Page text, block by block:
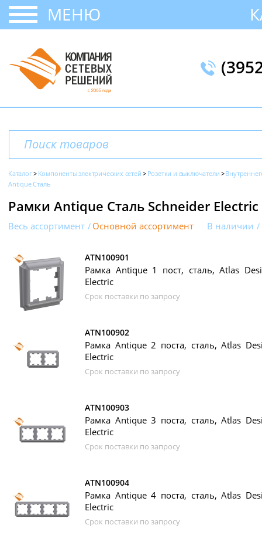
МЕНЮ
Каталог Компоненты электрических сетей Розетки и выключатели
Antique Сталь
Рамки Antique Сталь Schneider
Весь ассортимент Основной ассортимент В наличии
ATN100901
Рамка Antique 1 пост, сталь, Atlas
Electric
Срок поставки по запросу
ATN100902
Рамка Antique 2 поста, сталь, Atlas
Electric
Срок поставки по запросу
ATN100903
Рамка Antique 3 поста, сталь, Atlas
Electric
Срок поставки по запросу
ATN100904
Рамка Antique 4 поста, сталь, Atlas
Electric
Срок поставки по запросу